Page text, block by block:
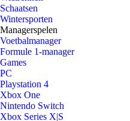
Schaatsen
Wintersporten
Managerspelen
Voetbalmanager
Formule 1-manager
Games
PC
Playstation 4
Xbox One
Nintendo Switch
Xbox Series X|S